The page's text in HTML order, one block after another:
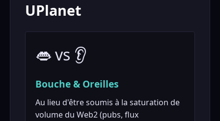
UPlanet
👄 vs 👂
Bouche & Oreilles
Au lieu d'être soumis à la saturation de
volume du Web2 (pubs, flux